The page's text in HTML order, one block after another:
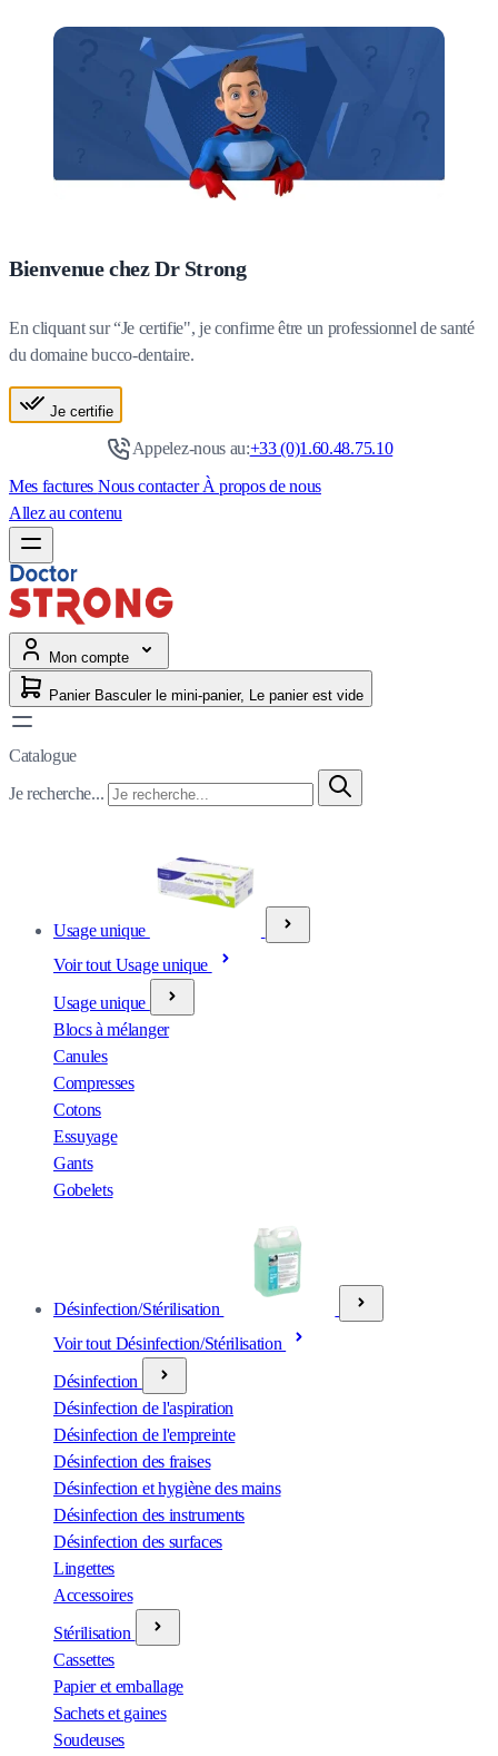
Bienvenue chez Dr Strong
En cliquant sur “Je certifie", je confirme être un professionnel de santé
du domaine bucco-dentaire.
Je certifie
Appelez-nous au:+33 (0)1.60.48.75.10
Mes factures Nous contacterÀ propos de nous
Allez au contenu
Mon compte
Panier Basculer le mini-panier, Le panier est vide
Catalogue
Je recherche...
Usage unique
Voir tout Usage unique
Usage unique
Blocs à mélanger
Canules
Compresses
Cotons
Essuyage
Gants
Gobelets
Désinfection/Stérilisation
Voir tout Désinfection/Stérilisation
Désinfection
Désinfection de l'aspiration
Désinfection de l'empreinte
Désinfection des fraises
Désinfection et hygiène des mains
Désinfection des instruments
Désinfection des surfaces
Lingettes
Accessoires
Stérilisation
Cassettes
Papier et emballage
Sachets et gaines
Soudeuses